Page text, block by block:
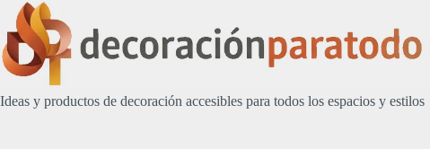
Saltar
contenido
Ideas y productos de decoración accesibles para todos los espacios y estilos